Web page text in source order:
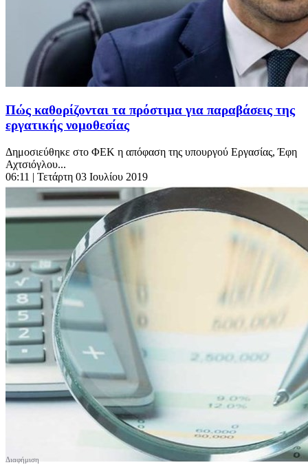
Πώς καθορίζονται τα πρόστιμα για παραβάσεις της
εργατικής νομοθεσίας
Δημοσιεύθηκε στο ΦΕΚ η απόφαση της υπουργού Εργασίας, Έφη
Αχτσιόγλου...
06:11 | Τετάρτη 03 Ιουλίου 2019